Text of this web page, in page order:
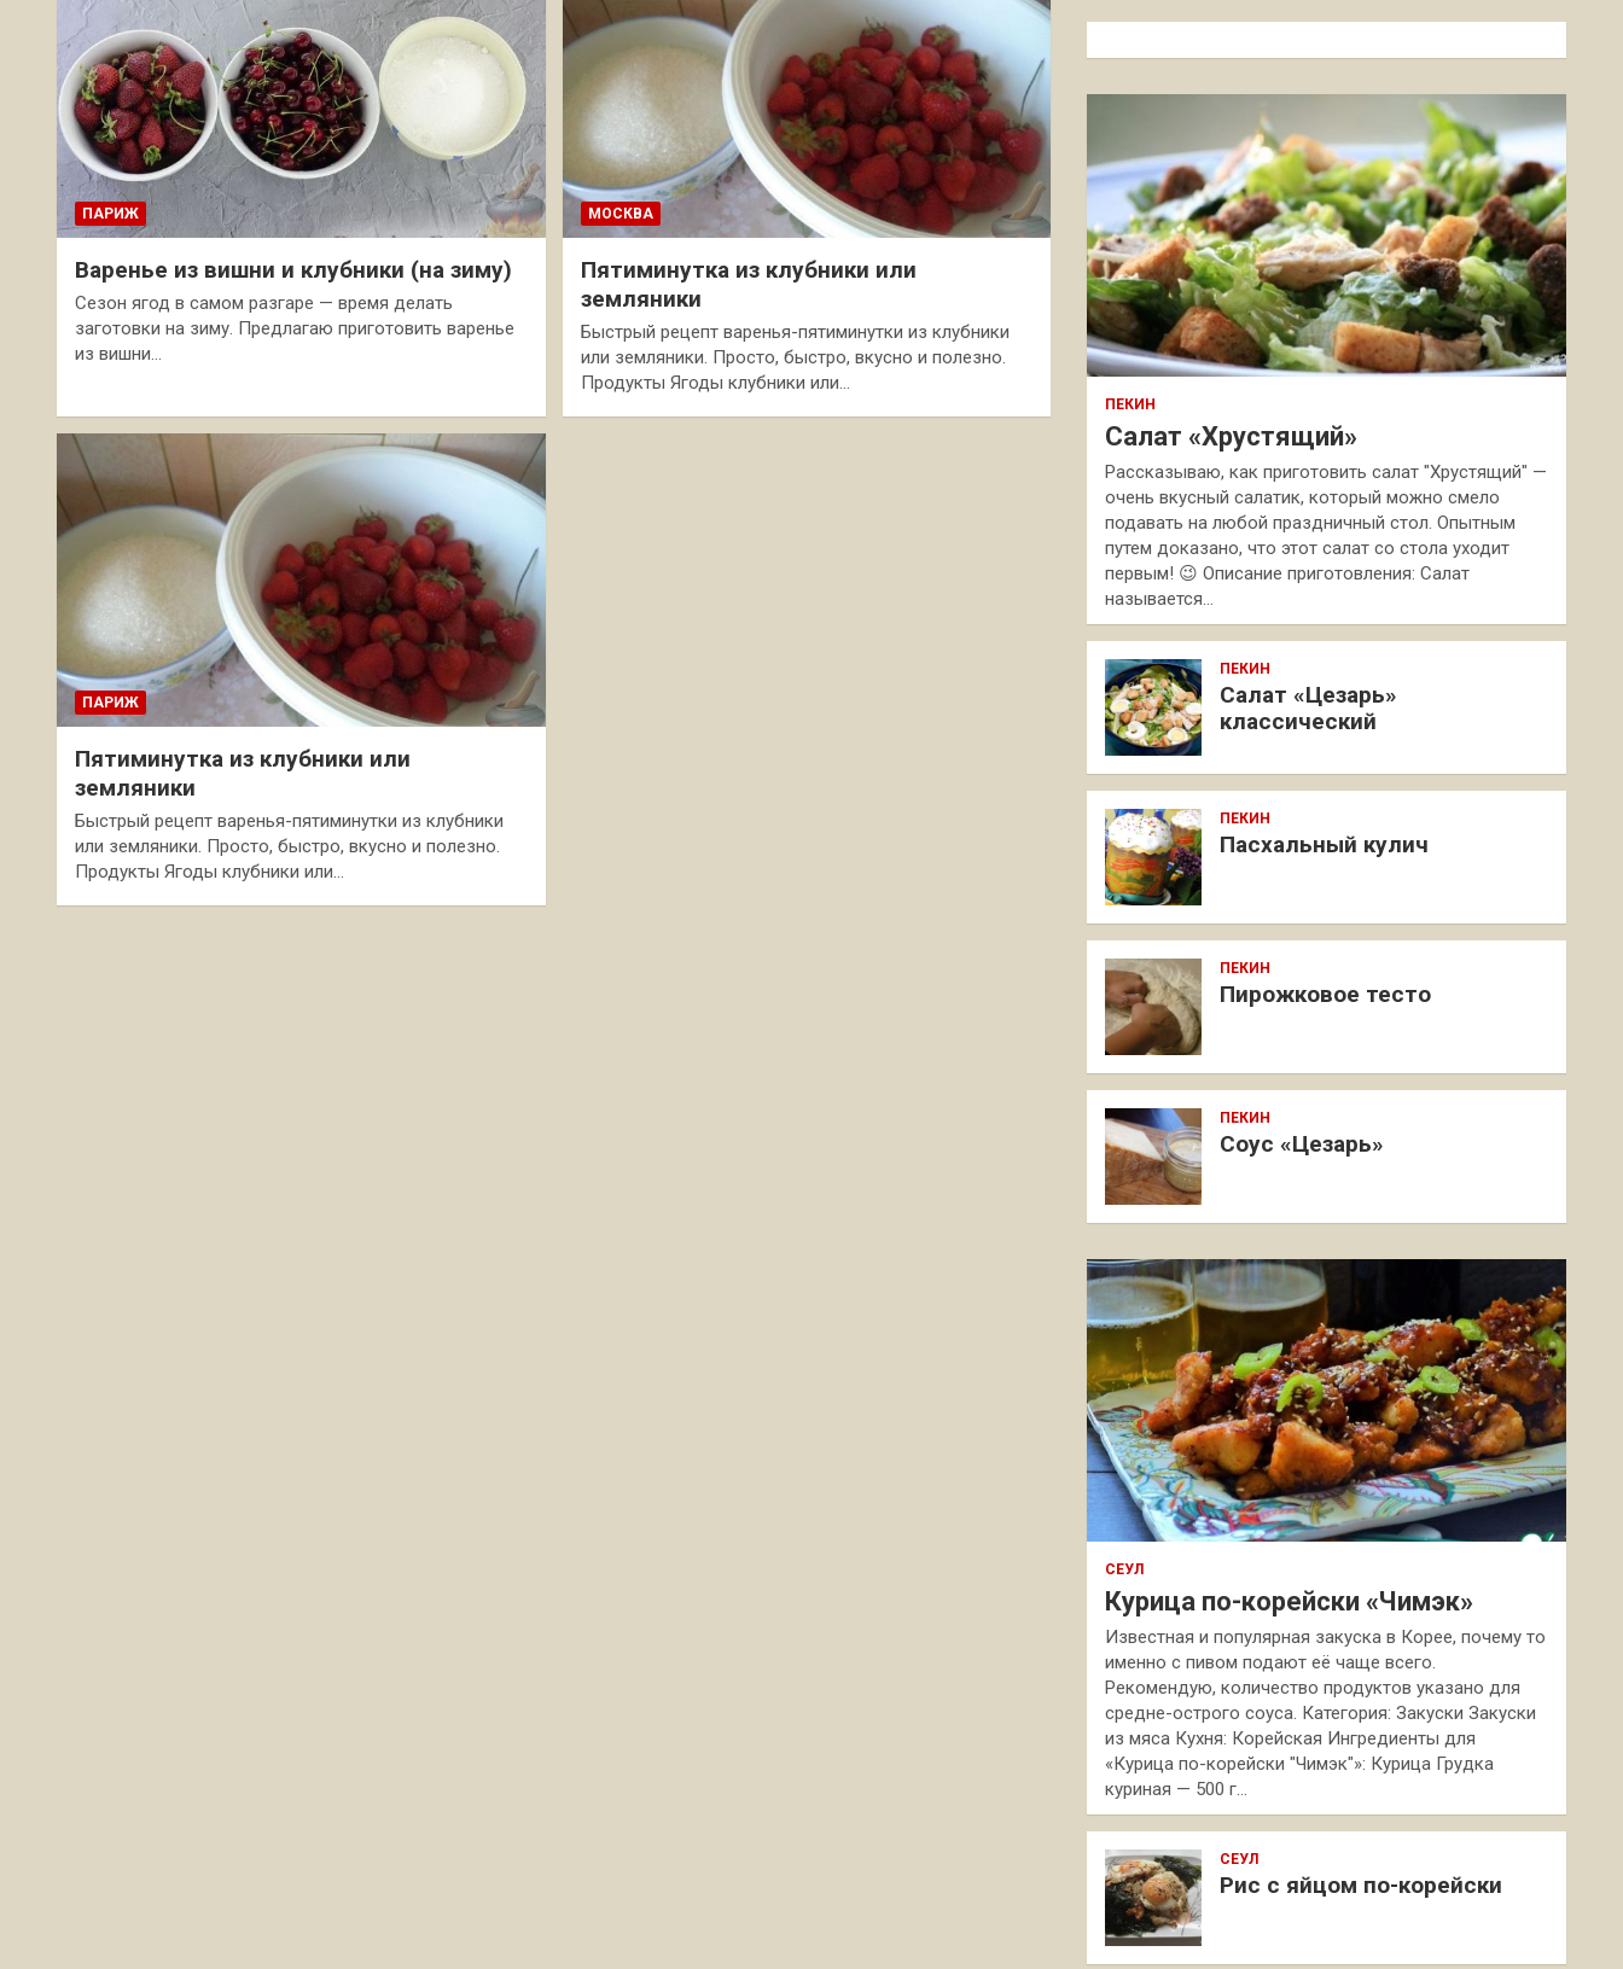
ПАРИЖ
Варенье из вишни и клубники (на зиму)
Сезон ягод в самом разгаре — время делать
заготовки на зиму. Предлагаю приготовить варенье
из вишни…
МОСКВА
Пятиминутка из клубники или
земляники
Быстрый рецепт варенья-пятиминутки из клубники
или земляники. Просто, быстро, вкусно и полезно.
Продукты Ягоды клубники или…
ПАРИЖ
Пятиминутка из клубники или
земляники
Быстрый рецепт варенья-пятиминутки из клубники
или земляники. Просто, быстро, вкусно и полезно.
Продукты Ягоды клубники или…
к
ПЕКИН
Салат «Хрустящий»
Рассказываю, как приготовить салат "Хрустящий" —
очень вкусный салатик, который можно смело
подавать на любой праздничный стол. Опытным
путем доказано, что этот салат со стола уходит
первым! 😉 Описание приготовления: Салат
называется…
ПЕКИН
Салат «Цезарь»
классический
ПЕКИН
Пасхальный кулич
ПЕКИН
Пирожковое тесто
ПЕКИН
Соус «Цезарь»
СЕУЛ
Курица по-корейски «Чимэк»
Известная и популярная закуска в Корее, почему то
именно с пивом подают её чаще всего.
Рекомендую, количество продуктов указано для
средне-острого соуса. Категория: Закуски Закуски
из мяса Кухня: Корейская Ингредиенты для
«Курица по-корейски "Чимэк"»: Курица Грудка
куриная — 500 г…
СЕУЛ
Рис с яйцом по-корейски